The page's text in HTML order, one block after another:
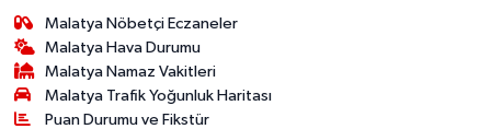
Malatya Nöbetçi Eczaneler
Malatya Hava Durumu
Malatya Namaz Vakitleri
Malatya Trafik Yoğunluk Haritası
Puan Durumu ve Fikstür